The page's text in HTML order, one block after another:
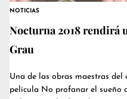
NOTICIAS
Nocturna 2018 rendirá
Grau
Una de las obras maestras
película No profanar el sueño